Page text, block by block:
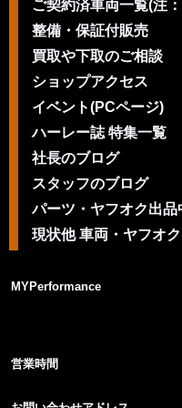
ご契約済車両一覧(注
整備・保証付販売
買取や下取のご相談
ショップアクセス
イベント(PCページ)
ハーレー誌 特集一覧
社長のブログ
スタッフのブログ
パーツ・ヤフオク出品
現状他 車両・ヤフオ
MYPerformance
営業時間